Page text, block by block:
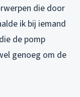
die door
ik bij iemand
de pomp
genoeg om de